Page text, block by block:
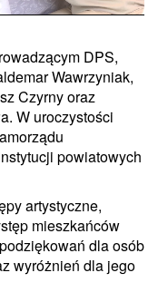
Unmute
DPS,
Wawrzyniak,
Czyrny oraz
W uroczystości
powiatowych
artystyczne,
mieszkańców
dla osób
wyróżnień dla jego